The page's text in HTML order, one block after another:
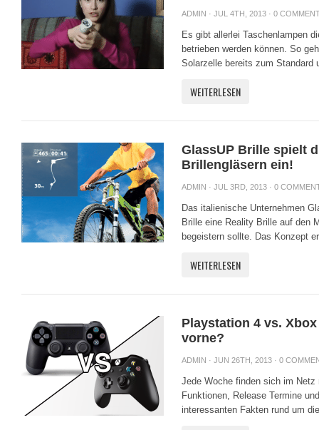
ADMIN · JUL 4TH, 2013 · 0
Es gibt allerlei Taschenlampen
betrieben werden können. So
Solarzelle bereits zum Standard
WEITERLESEN
GlassUP Brille spielt
Brillengläsern ein!
ADMIN · JUL 3RD, 2013 · 0
Das italienische Unternehmen
Brille eine Reality Brille auf den
begeistern sollte. Das Konzept
WEITERLESEN
Playstation 4 vs.
vorne?
ADMIN · JUN 26TH, 2013 · 0
Jede Woche finden sich im Netz
Funktionen, Release Termine
interessanten Fakten rund um